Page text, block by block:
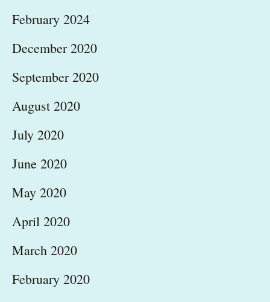
February 2024
December 2020
September 2020
August 2020
July 2020
June 2020
May 2020
April 2020
March 2020
February 2020